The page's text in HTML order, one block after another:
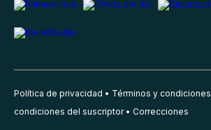
Política de privacidad Términos y condiciones
condiciones del suscriptor
Correcciones